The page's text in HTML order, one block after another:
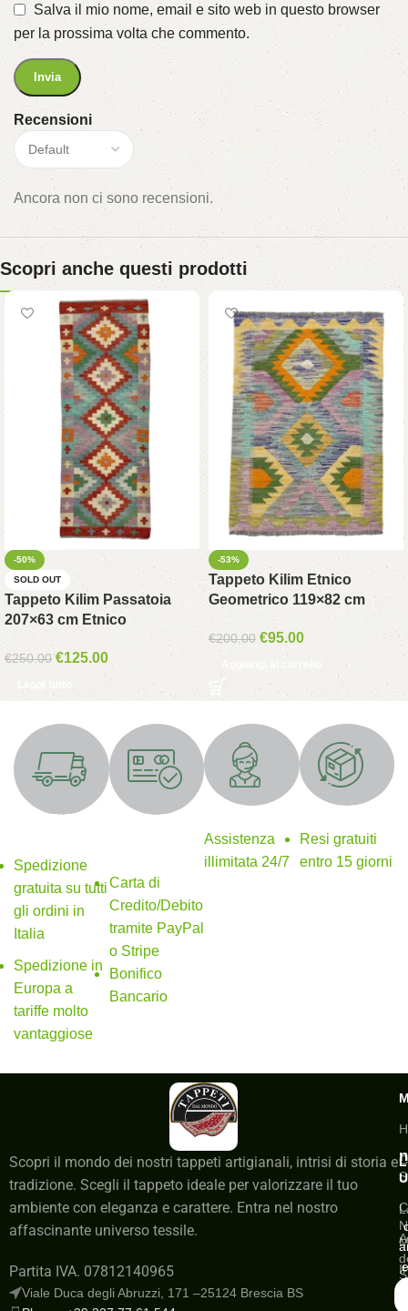
Recensioni
Ancora non ci sono recensioni.
Salva il mio nome, email e sito web in questo browser
per la prossima volta che commento.
Scopri anche questi prodotti
-50%
SOLD OUT
Tappeto Kilim Passatoia
207×63 cm Etnico
€250.00 €125.00
Leggi tutto
-53%
Tappeto Kilim Etnico
Geometrico 119×82 cm
€200.00 €95.00
Aggiungi al carrello
SPEDIZIONE
Spedizione
gratuita su tutti
gli ordini in
Italia
Spedizione in
Europa a
tariffe molto
vantaggiose
Metodi di
Carta di
Credito/Debito
tramite PayPal
o Stripe
Bonifico
Bancario
Supporto 24/7
Assistenza
illimitata 24/7
Resi gratuiti
Resi gratuiti
entro 15 giorni
Scopri il mondo dei nostri tappeti artigianali, intrisi di storia e
tradizione. Scegli il tappeto ideale per valorizzare il tuo
ambiente con eleganza e carattere. Entra nel nostro
affascinante universo tessile.
Partita IVA. 07812140965
Viale Duca degli Abruzzi, 171 –25124 Brescia BS